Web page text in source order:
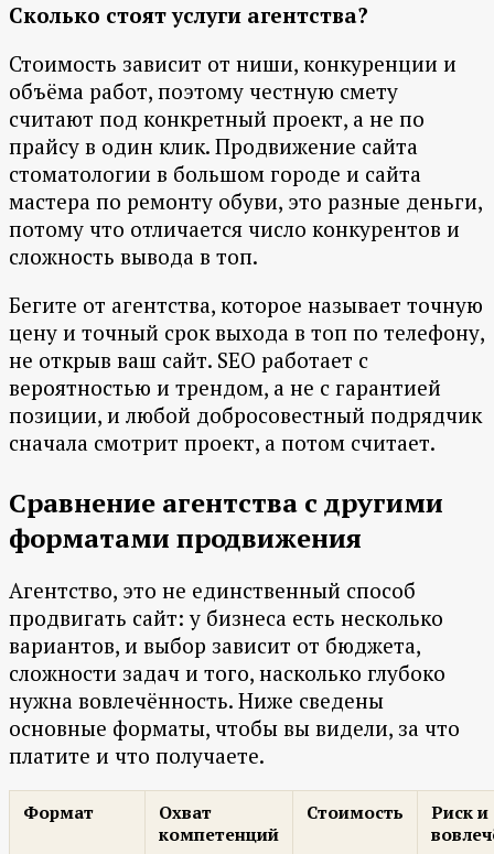
Сколько стоят услуги агентства?
Стоимость зависит от ниши, конкуренции и
объёма работ, поэтому честную смету
считают под конкретный проект, а не по
прайсу в один клик. Продвижение сайта
стоматологии в большом городе и сайта
мастера по ремонту обуви, это разные деньги,
потому что отличается число конкурентов и
сложность вывода в топ.
Бегите от агентства, которое называет точную
цену и точный срок выхода в топ по телефону,
не открыв ваш сайт. SEO работает с
вероятностью и трендом, а не с гарантией
позиции, и любой добросовестный подрядчик
сначала смотрит проект, а потом считает.
Сравнение агентства с другими
форматами продвижения
Агентство, это не единственный способ
продвигать сайт: у бизнеса есть несколько
вариантов, и выбор зависит от бюджета,
сложности задач и того, насколько глубоко
нужна вовлечённость. Ниже сведены
основные форматы, чтобы вы видели, за что
платите и что получаете.
Формат
Охват
компетенций
Стоимость
Риск и